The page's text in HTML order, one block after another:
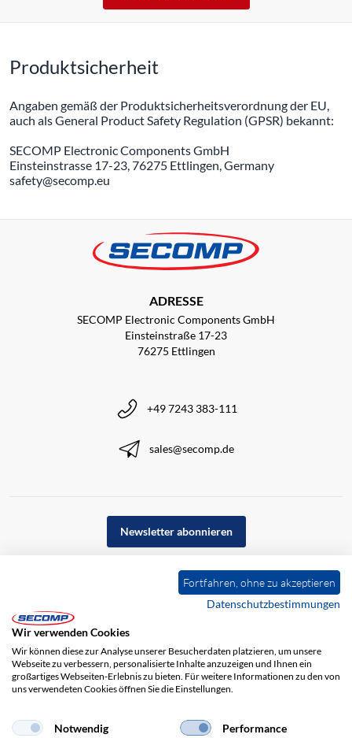
Produktsicherheit
Angaben gemäß der Produktsicherheitsverordnung der EU,
auch als General Product Safety Regulation (GPSR) bekannt:
SECOMP Electronic Components GmbH
Einsteinstrasse 17-23, 76275 Ettlingen, Germany
safety@secomp.eu
ADRESSE
SECOMP Electronic Components GmbH
Einsteinstraße 17-23
76275 Ettlingen
+49 7243 383-111
sales@secomp.de
Newsletter abonnieren
Impressum Haftungsausschluss
Fortfahren, ohne zu akzeptieren
Datenschutzbestimmungen
Wir verwenden Cookies
Wir können diese zur Analyse unserer Besucherdaten platzieren, um unsere
Webseite zu verbessern, personalisierte Inhalte anzuzeigen und Ihnen ein
großartiges Webseiten-Erlebnis zu bieten. Für weitere Informationen zu den von
uns verwendeten Cookies öffnen Sie die Einstellungen.
Notwendig Performance